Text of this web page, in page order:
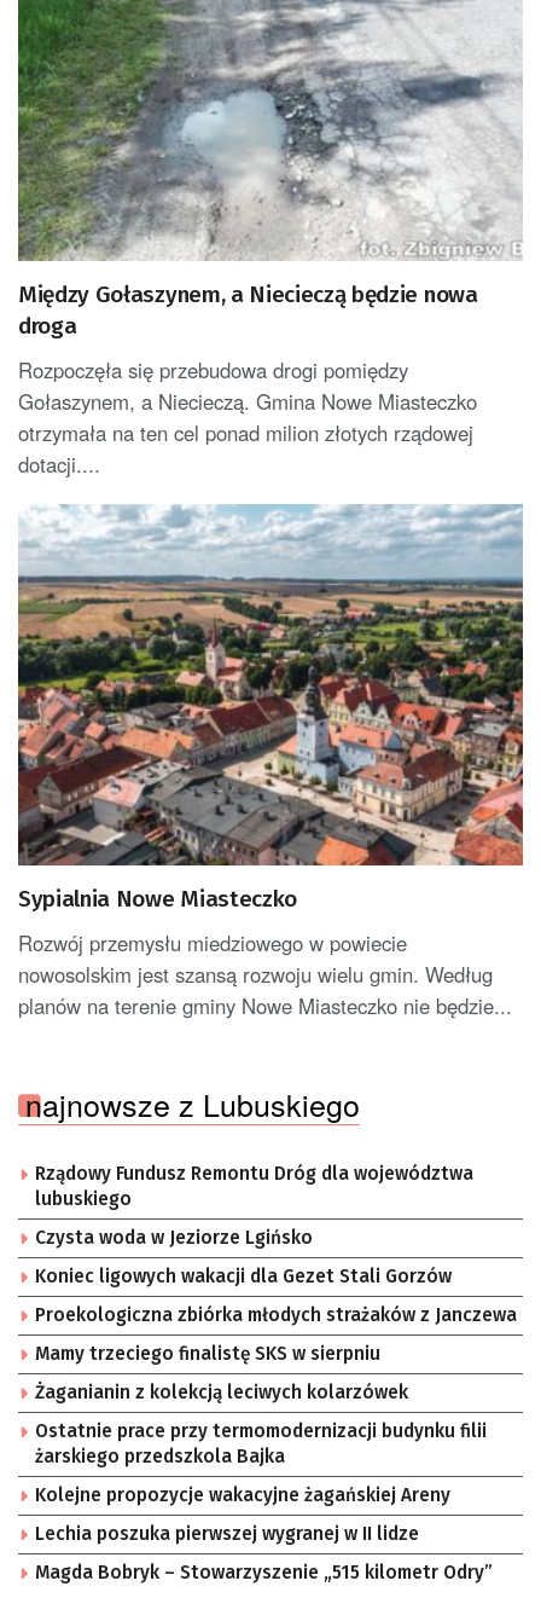
Między Gołaszynem, a Niecieczą będzie nowa
droga
Rozpoczęła się przebudowa drogi pomiędzy
Gołaszynem, a Niecieczą. Gmina Nowe Miasteczko
otrzymała na ten cel ponad milion złotych rządowej
dotacji....
Sypialnia Nowe Miasteczko
Rozwój przemysłu miedziowego w powiecie
nowosolskim jest szansą rozwoju wielu gmin. Według
planów na terenie gminy Nowe Miasteczko nie będzie...
najnowsze z Lubuskiego
Rządowy Fundusz Remontu Dróg dla województwa
lubuskiego
Czysta woda w Jeziorze Lgińsko
Koniec ligowych wakacji dla Gezet Stali Gorzów
Proekologiczna zbiórka młodych strażaków z Janczewa
Mamy trzeciego finalistę SKS w sierpniu
Żaganianin z kolekcją leciwych kolarzówek
Ostatnie prace przy termomodernizacji budynku filii
żarskiego przedszkola Bajka
Kolejne propozycje wakacyjne żagańskiej Areny
Lechia poszuka pierwszej wygranej w II lidze
Magda Bobryk – Stowarzyszenie „515 kilometr Odry”